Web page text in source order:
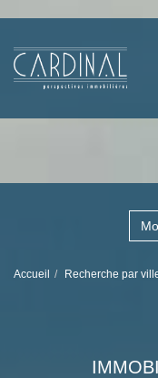
Accueil Recherche par